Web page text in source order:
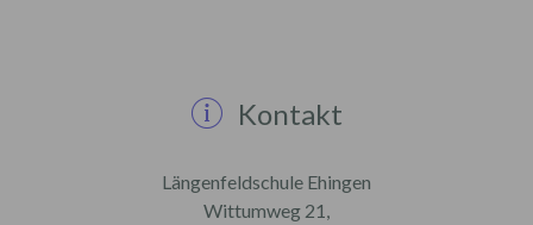
Kontakt
Längenfeldschule Ehingen
Wittumweg 21,